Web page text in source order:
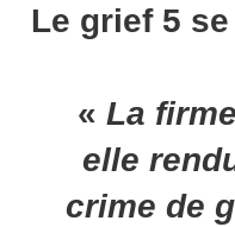
Le grief 5
«La
elle
crime de